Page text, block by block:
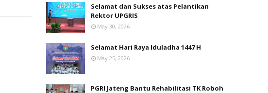
Selamat dan Sukses atas Pelantikan
Rektor UPGRIS
May 30, 2026
Selamat Hari Raya Iduladha 1447 H
May 25, 2026
PGRI Jateng Bantu Rehabilitasi TK Roboh